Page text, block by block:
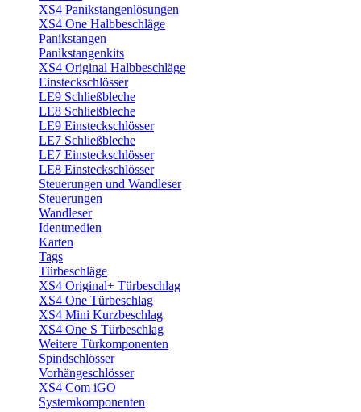
XS4 Panikstangenlösungen
XS4 One Halbbeschläge
Panikstangen
Panikstangenkits
XS4 Original Halbbeschläge
Einsteckschlösser
LE9 Schließbleche
LE8 Schließbleche
LE9 Einsteckschlösser
LE7 Schließbleche
LE7 Einsteckschlösser
LE8 Einsteckschlösser
Steuerungen und Wandleser
Steuerungen
Wandleser
Identmedien
Karten
Tags
Türbeschläge
XS4 Original+ Türbeschlag
XS4 One Türbeschlag
XS4 Mini Kurzbeschlag
XS4 One S Türbeschlag
Weitere Türkomponenten
Spindschlösser
Vorhängeschlösser
XS4 Com iGO
Systemkomponenten